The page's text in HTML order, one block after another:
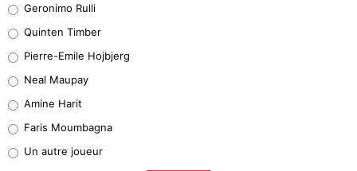
32%
5%
1%
9%
Geronimo Rulli
Quinten Timber
Pierre-Emile Hojbjerg
Neal Maupay
Amine Harit
Faris Moumbagna
Un autre joueur